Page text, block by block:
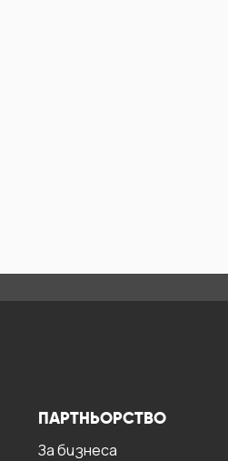
ПАРТНЬОРСТВО
За бизнесa